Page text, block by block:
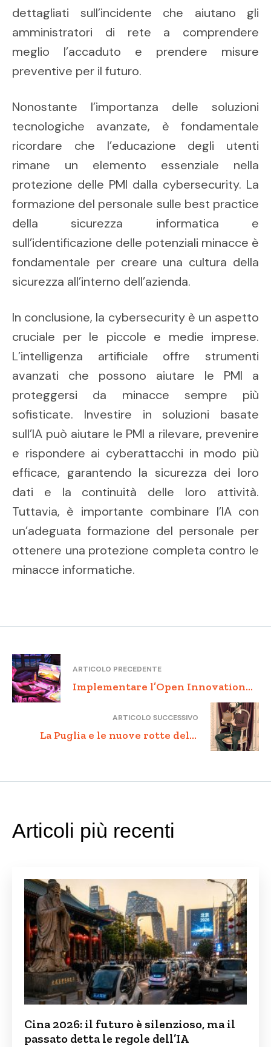
dettagliati sull’incidente che aiutano gli
amministratori di rete a comprendere
meglio l’accaduto e prendere misure
preventive per il futuro.
Nonostante l’importanza delle soluzioni
tecnologiche avanzate, è fondamentale
ricordare che l’educazione degli utenti
rimane un elemento essenziale nella
protezione delle PMI dalla cybersecurity. La
formazione del personale sulle best practice
della sicurezza informatica e
sull’identificazione delle potenziali minacce è
fondamentale per creare una cultura della
sicurezza all’interno dell’azienda.
In conclusione, la cybersecurity è un aspetto
cruciale per le piccole e medie imprese.
L’intelligenza artificiale offre strumenti
avanzati che possono aiutare le PMI a
proteggersi da minacce sempre più
sofisticate. Investire in soluzioni basate
sull’IA può aiutare le PMI a rilevare, prevenire
e rispondere ai cyberattacchi in modo più
efficace, garantendo la sicurezza dei loro
dati e la continuità delle loro attività.
Tuttavia, è importante combinare l’IA con
un’adeguata formazione del personale per
ottenere una protezione completa contro le
minacce informatiche.
ARTICOLO PRECEDENTE
Implementare l’Open Innovation
nella Pubblica Amministrazione:
esperienze a confronto
ARTICOLO SUCCESSIVO
La Puglia e le nuove rotte della
Articoli più recenti
Cina 2026: il futuro è silenzioso, ma il
passato detta le regole dell’IA